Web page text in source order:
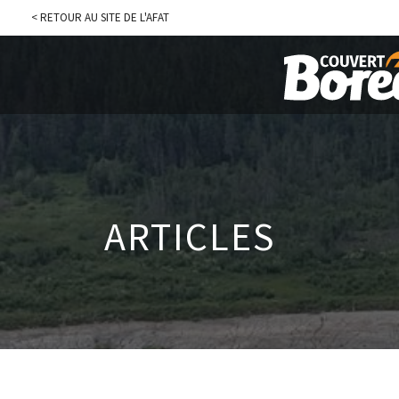
< RETOUR AU SITE DE L'AFAT
ARTICLES